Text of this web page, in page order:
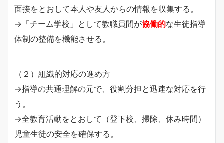
面接をとおして本人や友人からの情報を収集する。
→「チーム学校」として教職員間が協働的な生徒指導
体制の整備を機能させる。
（２）組織的対応の進め方
→指導の共通理解の元で、役割分担と迅速な対応を行
う。
→全教育活動をとおして（登下校、掃除、休み時間）
児童生徒の安全を確保する。